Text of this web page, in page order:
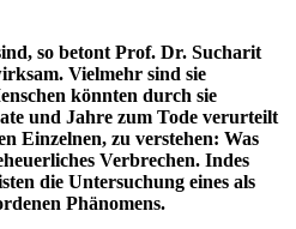
so betont Prof. Dr. Sucharit
Vielmehr sind sie
könnten durch sie
und Jahre zum Tode verurteilt
Einzelnen, zu verstehen: Was
Verbrechen. Indes
die Untersuchung eines als
Phänomens.